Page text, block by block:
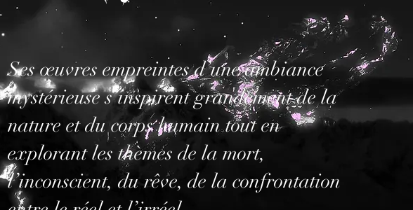
Ses œuvres empreintes d’une ambiance
mystérieuse s’inspirent grandement de la
nature et du corps humain tout en
explorant les thèmes de la mort,
l’inconscient, du rêve, de la confrontation